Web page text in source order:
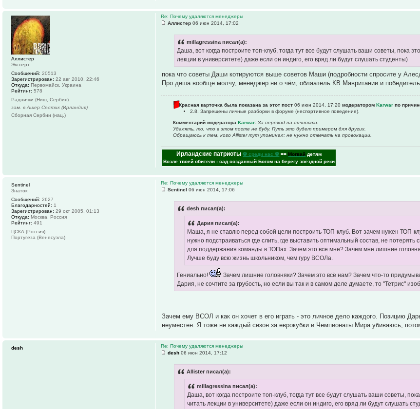
Re: Почему удаляются менеджеры
Аллистер 06 июн 2014, 17:02
millagressina писал(а):
Даша, вот когда построите топ-клуб, тогда тут все будут слушать ваши советы, пока
лекции в университете) даже если он индиго, его вряд ли будут слушать студенты)
пока что советы Даши котируются выше советов Маши (подробности спросите у
Про деша вообще молчу, менеджер ни о чём, облаатель КВ Мавритании и
Красная карточка была показана за этот пост06 июн 2014, 17:20 модераторомKarwar по
2.8. Запрещены личные разборки в форуме (неспортивное поведение).
Комментарий модератораKarwar: За переход на личности.
Удалять, то, что в этом посте не буду. Путь это будет примером для других.
Обращаюсь к тем, кого Allister тут упоминал: не нужно отвечать на провокации.
Ирландские патриоты ⚽ среди нас ⚽ ==Могвай детям
Возле твоей обители - сад созданный Богом на берегу звёздной реки
Аллистер
Эксперт
Сообщений: 20513
Зарегистрирован: 22 авг 2010, 22:46
Откуда: Первомайск, Украина
Рейтинг: 578
Раднички (Ниш, Сербия)
зам. в Ашер Селтик (Ирландия)
Сборная Сербии (нац.)
Re: Почему удаляются менеджеры
Sentinel 06 июн 2014, 17:06
desh писал(а):
Дария писал(а):
Маша, я не ставлю перед собой цели построить ТОП-клуб. Вот зачем нужен ТОП-
нужно подстраиваться где слить, где выставить оптимальный состав, не
для поддержания команды в ТОПах. Зачем это все мне? Зачем мне лишние
Лучше буду всю жизнь школьником, чем гуру ВСОЛа.
Гениально!
Зачем лишние головняки? Зачем это всё нам? Зачем что-то
Дария, не сочтите за грубость, но если вы так и в самом деле думаете, то "Тетрис"
Зачем ему ВСОЛ и как он хочет в его играть - это личное дело каждого. Позицию
неуместен. Я тоже не каждый сезон за еврокубки и Чемпионаты Мира убиваюсь,
Sentinel
Знаток
Сообщений: 2627
Благодарностей: 1
Зарегистрирован: 29 окт 2005, 01:13
Откуда: Москва, Россия
Рейтинг: 491
ЦСКА (Россия)
Португеза (Венесуэла)
Re: Почему удаляются менеджеры
desh 06 июн 2014, 17:12
Allister писал(а):
millagressina писал(а):
Даша, вот когда построите топ-клуб, тогда тут все будут слушать ваши советы,
читать лекции в университете) даже если он индиго, его вряд ли будут слушать
desh